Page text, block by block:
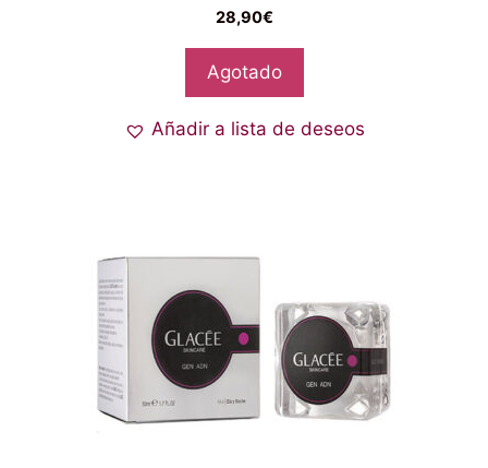
28,90€
Agotado
Añadir a lista de deseos